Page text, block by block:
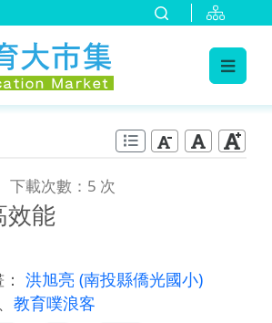
下載次數：5 次
效能
洪旭亮 (南投縣僑光國小)
、 教育噗浪客